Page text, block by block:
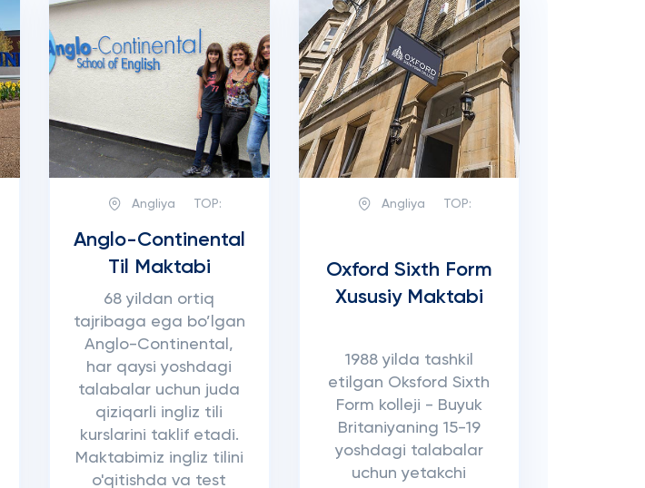
Angliya TOP:
Anglo-Continental
Til Maktabi
68 yildan ortiq
tajribaga ega bo’lgan
Anglo-Continental,
har qaysi yoshdagi
talabalar uchun juda
qiziqarli ingliz tili
kurslarini taklif etadi.
Maktabimiz ingliz tilini
o'qitishda va test
Angliya TOP:
Oxford Sixth Form
Xususiy Maktabi
1988 yilda tashkil
etilgan Oksford Sixth
Form kolleji - Buyuk
Britaniyaning 15-19
yoshdagi talabalar
uchun yetakchi